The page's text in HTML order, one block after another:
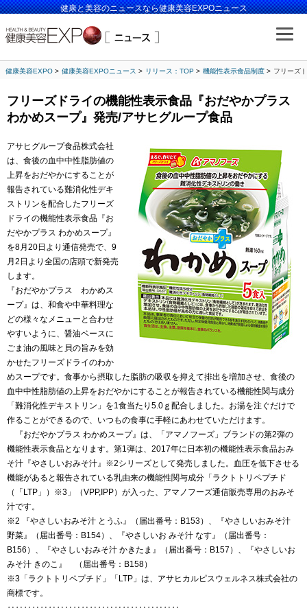
健康と美容のニュースなら健康美容EXPOニュース
健康美容EXPO 健康美容EXPOニュース リリース：TOP 機能性表示食品制度 フリーズ
フリーズドライの機能性表示食品『おだやかプラス
わかめスープ』発売/アサヒグループ食品
アサヒグループ食品株式会社
は、食後の血中中性脂肪値の
上昇をおだやかにすることが
報告されている難消化性デキ
ストリンを配合したフリーズ
ドライの機能性表示食品『お
だやかプラス わかめスープ』
を8月20日より通信発売で、9
月2日より全国の店頭で新発売
します。
『おだやかプラス わかめス
ープ』は、和食や中華料理な
どの様々なメニューと合わせ
やすいように、醤油ベースに
ごま油の風味と貝の旨みを効
かせたフリーズドライのわか
めスープです。食事から摂取した脂肪の吸収を抑えて排出を増加させ、食後の
血中中性脂肪値の上昇をおだやかにすることが報告されている機能性関与成分
「難消化性デキストリン」を1食当たり5.0ｇ配合しました。お湯を注ぐだけで
作ることができるので、いつもの食事に手軽にあわせていただけます。
『おだやかプラス わかめスープ』は、「アマノフーズ」ブランドの第2弾の
機能性表示食品となります。第1弾は、2017年に日本初の機能性表示食品おみ
そ汁『やさしいおみそ汁』※2シリーズとして発売しました。血圧を低下させる
機能があると報告されている乳由来の機能性関与成分「ラクトトリペプチド
（「LTP」）※3」（VPP,IPP）が入った、アマノフーズ通信販売専用のおみそ
汁です。
※2 『やさしいおみそ汁 とうふ』（届出番号：B153）、『やさしいおみそ汁
野菜』（届出番号：B154）、『やさしいお みそ汁 なす』（届出番号：
B156）、『やさしいおみそ汁 かきたま』（届出番号：B157）、『やさしいお
みそ汁 きのこ』 （届出番号：B158）
※3「ラクトトリペプチド」「LTP」は、アサヒカルピスウェルネス株式会社の
商標です。
‥‥‥‥‥‥‥‥‥‥‥‥‥‥‥‥‥‥‥‥‥